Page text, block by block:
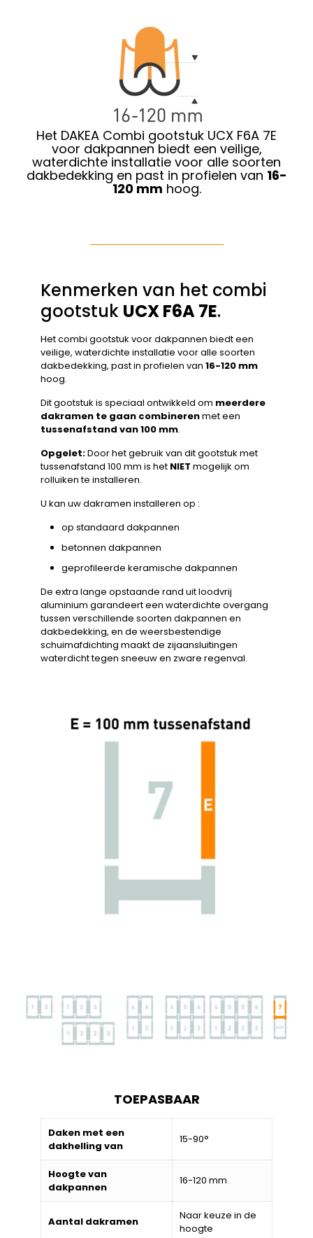
Het DAKEA Combi gootstuk UCX F6A 7E
voor dakpannen biedt een veilige,
waterdichte installatie voor alle soorten
dakbedekking en past in profielen van 16-
120 mm hoog.
Kenmerken van het combi
gootstuk UCX F6A 7E.
Het combi gootstuk voor dakpannen biedt een
veilige, waterdichte installatie voor alle soorten
dakbedekking, past in profielen van 16-120 mm
hoog.
Dit gootstuk is speciaal ontwikkeld om meerdere
dakramen te gaan combinerenmet een
tussenafstand van 100 mm.
Opgelet:Door het gebruik van dit gootstuk met
tussenafstand 100 mm is het NIET mogelijk om
rolluiken te installeren.
U kan uw dakramen installeren op :
op standaard dakpannen
betonnen dakpannen
geprofileerde keramische dakpannen
De extra lange opstaande rand uit loodvrij
aluminium garandeert een waterdichte overgang
tussen verschillende soorten dakpannen en
dakbedekking, en de weersbestendige
schuimafdichting maakt de zijaansluitingen
waterdicht tegen sneeuw en zware regenval.
TOEPASBAAR
Daken met een
dakhelling van
15-90°
Hoogte van
dakpannen
16-120 mm
Aantal dakramen
Naar keuze in de
hoogte